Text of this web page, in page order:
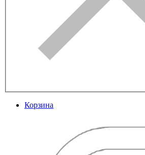
Корзина